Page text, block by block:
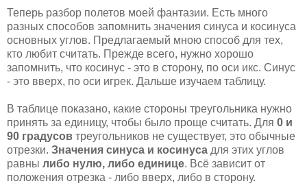
Теперь разбор полетов моей фантазии. Есть много
разных способов запомнить значения синуса и косинуса
основных углов. Предлагаемый мною способ для тех,
кто любит считать. Прежде всего, нужно хорошо
запомнить, что косинус - это в сторону, по оси икс. Синус
- это вверх, по оси игрек. Дальше изучаем таблицу.
В таблице показано, какие стороны треугольника нужно
принять за единицу, чтобы было проще считать. Для 0 и
90 градусов треугольников не существует, это обычные
отрезки. Значения синуса и косинуса для этих углов
равны либо нулю, либо единице. Всё зависит от
положения отрезка - либо вверх, либо в сторону.